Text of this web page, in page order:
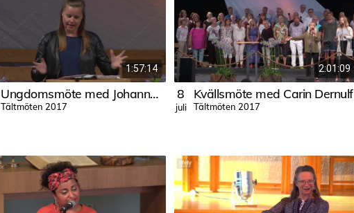
1:57:14
Ungdomsmöte med Johanna Buller
Tältmöten 2017
2:01:09
8
juli
Kvällsmöte med Carin Dernulf
Tältmöten 2017